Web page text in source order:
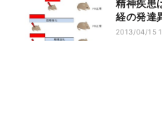
精神疾患
経の発達
2013/04/15